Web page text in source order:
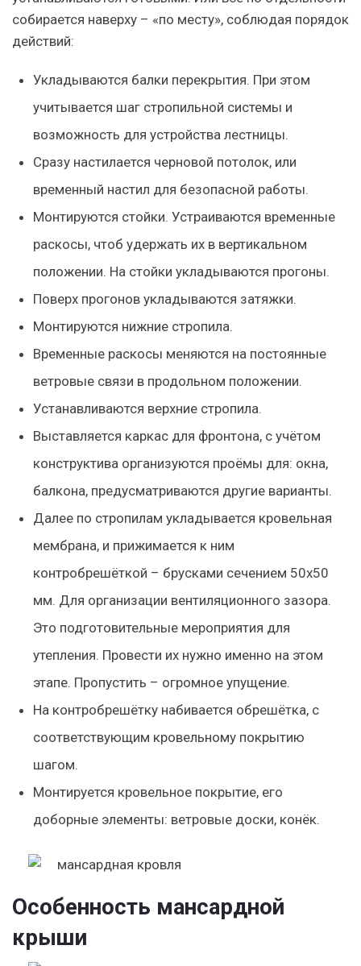
собирается наверху – «по месту», соблюдая порядок
действий:
Укладываются балки перекрытия. При этом
учитывается шаг стропильной системы и
возможность для устройства лестницы.
Сразу настилается черновой потолок, или
временный настил для безопасной работы.
Монтируются стойки. Устраиваются временные
раскосы, чтоб удержать их в вертикальном
положении. На стойки укладываются прогоны.
Поверх прогонов укладываются затяжки.
Монтируются нижние стропила.
Временные раскосы меняются на постоянные
ветровые связи в продольном положении.
Устанавливаются верхние стропила.
Выставляется каркас для фронтона, с учётом
конструктива организуются проёмы для: окна,
балкона, предусматриваются другие варианты.
Далее по стропилам укладывается кровельная
мембрана, и прижимается к ним
контробрешёткой – брусками сечением 50х50
мм. Для организации вентиляционного зазора.
Это подготовительные мероприятия для
утепления. Провести их нужно именно на этом
этапе. Пропустить – огромное упущение.
На контробрешётку набивается обрешётка, с
соответствующим кровельному покрытию
шагом.
Монтируется кровельное покрытие, его
доборные элементы: ветровые доски, конёк.
Особенность мансардной
крыши